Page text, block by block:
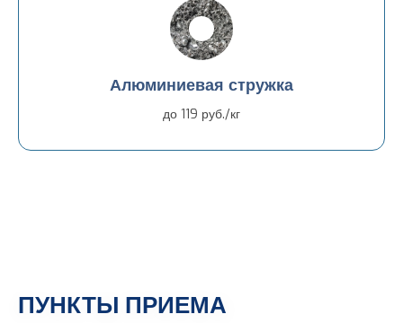
Алюминиевая стружка
до 119 руб./кг
ПУНКТЫ ПРИЕМА